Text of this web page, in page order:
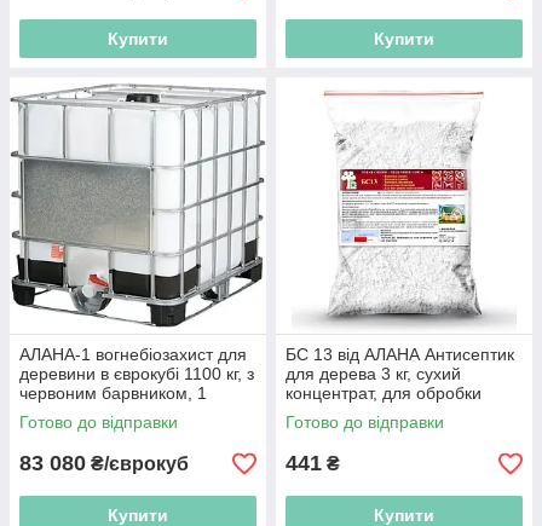
Купити Купити
АЛАНА-1 вогнебіозахист для
деревини в єврокубі 1100 кг, з
червоним барвником, 1
група, до -15°C
Готово до відправки
83 080 ₴/єврокуб
Купити
БС 13 від АЛАНА Антисептик
для дерева 3 кг, сухий
концентрат, для обробки
деревини всередині
приміщень 1:9
Готово до відправки
441 ₴
Купити